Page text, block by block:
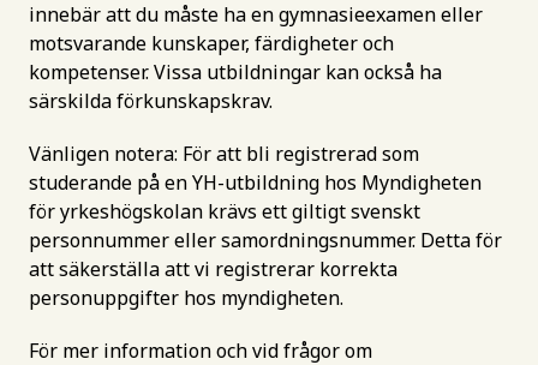
innebär att du måste ha en gymnasieexamen eller
motsvarande kunskaper, färdigheter och
kompetenser. Vissa utbildningar kan också ha
särskilda förkunskapskrav.
Vänligen notera: För att bli registrerad som
studerande på en YH-utbildning hos Myndigheten
för yrkeshögskolan krävs ett giltigt svenskt
personnummer eller samordningsnummer. Detta för
att säkerställa att vi registrerar korrekta
personuppgifter hos myndigheten.
För mer information och vid frågor om